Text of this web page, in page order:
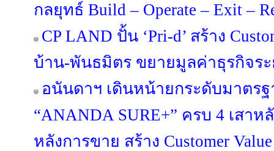
กลยุทธ์ Build – Operate – Exit –
CP LAND ปั้น ‘Pri-d’ สร้าง
บ้าน-พันธมิตร ขยายมูลค่าธุรกิจระ
อนันดาฯ เดินหน้ายกระดับมาตร
“ANANDA SURE+” ครบ 4 เสา
หลังการขาย สร้าง Customer